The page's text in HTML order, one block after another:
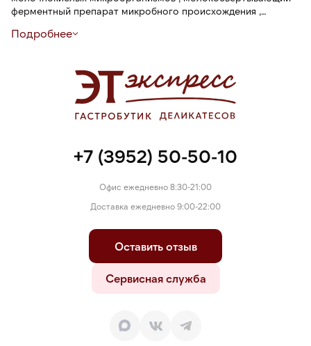
ферментный препарат микробного происхождения ,
Geotrichum candidum), может содержать следы орехов.
Подробнее
+7 (3952) 50-50-10
Офис ежедневно 8:30-21:00
Доставка ежедневно 9:00-22:00
Оставить отзыв
Сервисная служба